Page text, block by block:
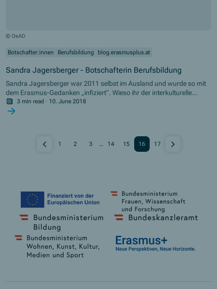
© OeAD
Botschafter:innen Berufsbildung blog.erasmusplus.at
Sandra Jagersberger - Botschafterin Berufsbildung
Sandra Jagersberger war 2011 selbst im Ausland und wurde so mit
dem Erasmus-Gedanken „infiziert“. Wieso ihr der interkulturelle
Austausch an ihrer Schule so wichtig ist und welche Hürden
Erasmus+ überwinden kann, erzählt sie im Video.
3 min read · 10. June 2018
1 2 3 ... 14 15 16 17